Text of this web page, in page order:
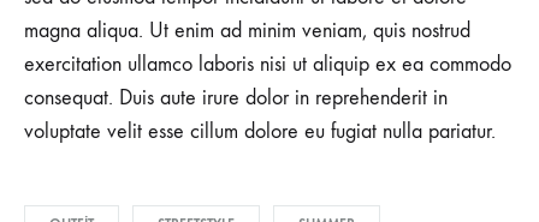
magna aliqua. Ut enim ad minim veniam, quis nostrud
exercitation ullamco laboris nisi ut aliquip ex ea commodo
consequat. Duis aute irure dolor in reprehenderit in
voluptate velit esse cillum dolore eu fugiat nulla pariatur.